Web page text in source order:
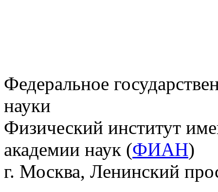
Федеральное
науки
Физический институт
академии наук (ФИАН)
г. Москва, Ленинский